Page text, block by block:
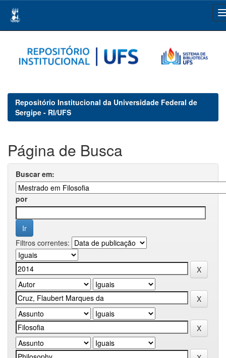
navigation
Repositório Institucional da Universidade Federal de
Sergipe - RI/UFS
Página de Busca
Buscar em:
por
Filtros correntes: